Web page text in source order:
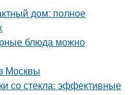
дом: полное
блюда можно
Москвы
со стекла: эффективные